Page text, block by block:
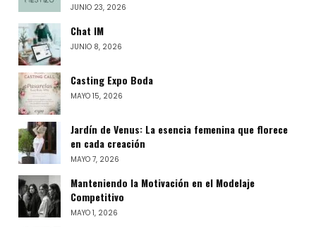
JUNIO 23, 2026
Chat IM
JUNIO 8, 2026
Casting Expo Boda
MAYO 15, 2026
Jardín de Venus: La esencia femenina que florece
en cada creación
MAYO 7, 2026
Manteniendo la Motivación en el Modelaje
Competitivo
MAYO 1, 2026